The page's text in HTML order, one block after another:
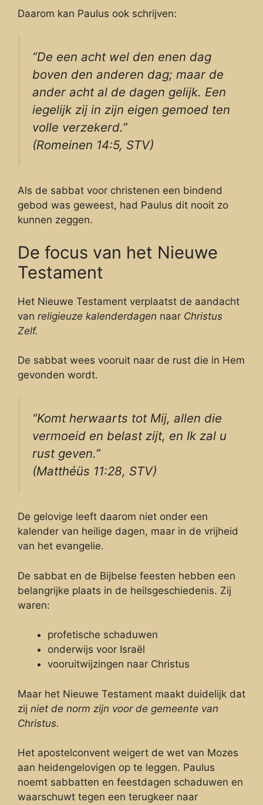
Daarom kan Paulus ook schrijven:
“De een acht wel den enen dag
boven den anderen dag; maar de
ander acht al de dagen gelijk. Een
iegelijk zij in zijn eigen gemoed ten
volle verzekerd.”
(Romeinen 14:5, STV)
Als de sabbat voor christenen een bindend
gebod was geweest, had Paulus dit nooit zo
kunnen zeggen.
De focus van het Nieuwe
Testament
Het Nieuwe Testament verplaatst de aandacht
van religieuze kalenderdagen naar Christus
Zelf.
De sabbat wees vooruit naar de rust die in Hem
gevonden wordt.
“Komt herwaarts tot Mij, allen die
vermoeid en belast zijt, en Ik zal u
rust geven.”
(Matthéüs 11:28, STV)
De gelovige leeft daarom niet onder een
kalender van heilige dagen, maar in de vrijheid
van het evangelie.
De sabbat en de Bijbelse feesten hebben een
belangrijke plaats in de heilsgeschiedenis. Zij
waren:
profetische schaduwen
onderwijs voor Israël
vooruitwijzingen naar Christus
Maar het Nieuwe Testament maakt duidelijk dat
zij niet de norm zijn voor de gemeente van
Christus.
Het apostelconvent weigert de wet van Mozes
aan heidengelovigen op te leggen. Paulus
noemt sabbatten en feestdagen schaduwen en
waarschuwt tegen een terugkeer naar